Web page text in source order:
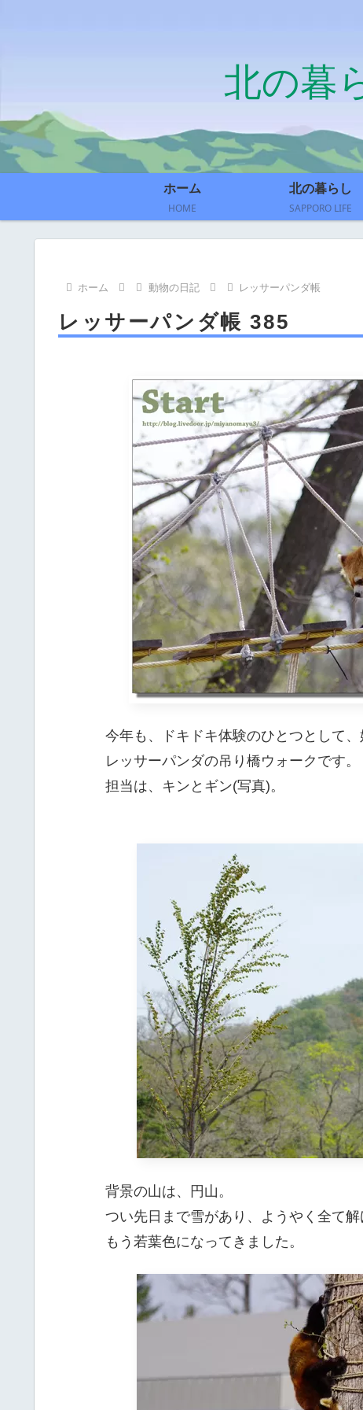
北の暮
ホーム
HOME
北の暮らし
SAPPORO LIFE
ホーム 動物の日記 レッサーパンダ帳
レッサーパンダ帳 385
今年も、ドキドキ体験のひとつとして、
レッサーパンダの吊り橋ウォークです。
担当は、キンとギン(写真)。
背景の山は、円山。
つい先日まで雪があり、ようやく全て解
もう若葉色になってきました。